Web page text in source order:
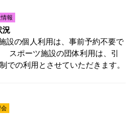
報
況
設の個人利用は、事前予約不要で
スポーツ施設の団体利用は、引
での利用とさせていただきます。